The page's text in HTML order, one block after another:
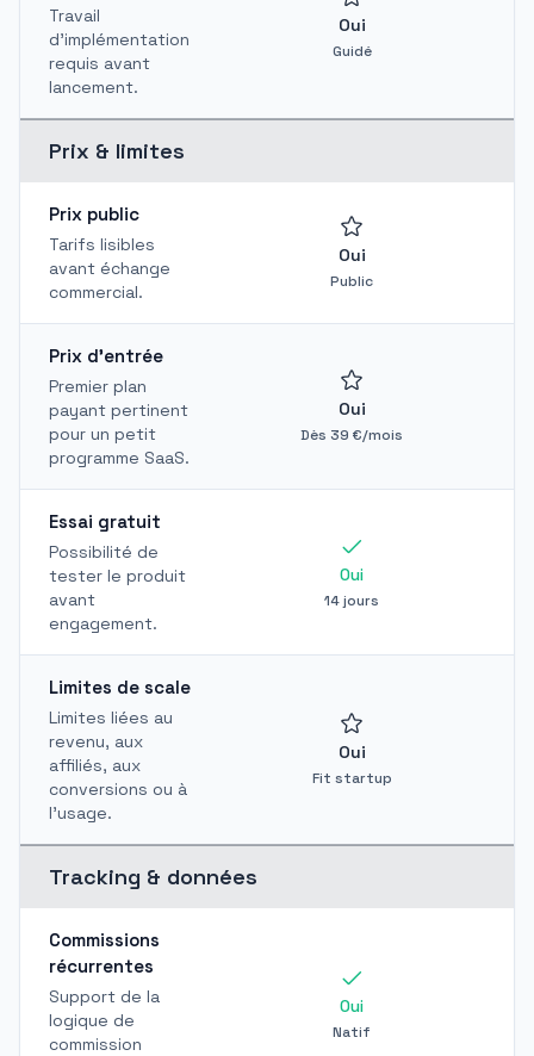
Travail
d'implémentation
requis avant
lancement.
Oui
Guidé
Prix & limites
Prix public
Tarifs lisibles
avant échange
commercial.
Oui
Public
Prix d'entrée
Premier plan
payant pertinent
pour un petit
programme SaaS.
Oui
Dès 39 €/mois
Essai gratuit
Possibilité de
tester le produit
avant
engagement.
Oui
14 jours
Limites de scale
Limites liées au
revenu, aux
affiliés, aux
conversions ou à
l'usage.
Oui
Fit startup
Tracking & données
Commissions
récurrentes
Support de la
logique de
commission
Oui
Natif